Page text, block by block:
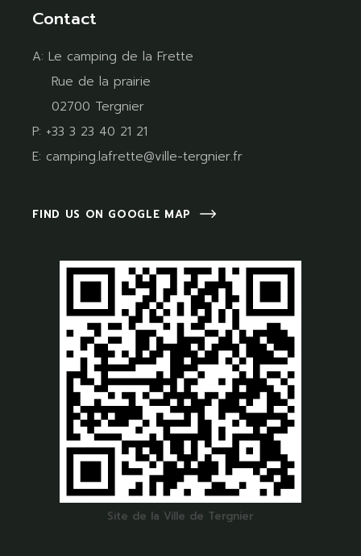
Contact
A:Le camping de la Frette
Rue de la prairie
02700 Tergnier
P: +33 3 23 40 21 21
E: camping.lafrette@ville-tergnier.fr
FIND US ON GOOGLE MAP
Site de la Ville de Tergnier